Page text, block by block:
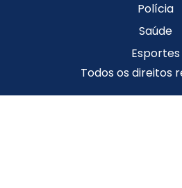
Polícia
Saúde
Esportes
Todos os direitos